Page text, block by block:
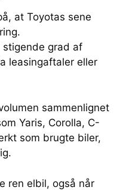
at Toyotas sene
stigende grad af
leasingaftaler eller
sammenlignet
Yaris, Corolla, C-
som brugte biler,
ren elbil, også når